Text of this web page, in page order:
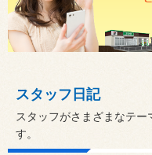
スタッフ日記
スタッフがさまざまなテ
す。